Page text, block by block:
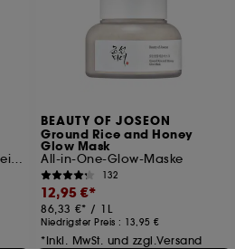
Beruhigend und porenverfeinernd
BEAUTY OF JOSEON
Ground Rice and Honey
Glow Mask
All-in-One-Glow-Maske
132
12,95 €
86,33 € / 1L
Niedrigster Preis : 13,95 €
*Inkl. MwSt. und zzgl.Versand